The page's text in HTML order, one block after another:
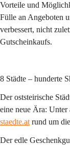
Vorteile und
Fülle an Angeboten
verbessert, nicht
Gutscheinkaufs.
8 Städte – hunderte
Der oststeirische
eine neue Ära: Unter
staedte.at rund um
Der edle